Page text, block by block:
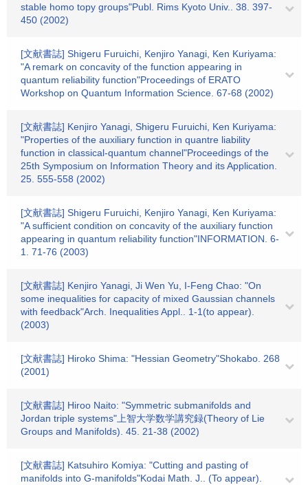
stable homo topy groups"Publ. Rims Kyoto Univ.. 38. 397-
450 (2002)
[文献書誌] Shigeru Furuichi, Kenjiro Yanagi, Ken Kuriyama:
"A remark on concavity of the function appearing in
quantum reliability function"Proceedings of ERATO
Workshop on Quantum Information Science. 67-68 (2002)
[文献書誌] Kenjiro Yanagi, Shigeru Furuichi, Ken Kuriyama:
"Properties of the auxiliary function in quantre liability
function in classical-quantum channel"Proceedings of the
25th Symposium on Information Theory and its Application.
25. 555-558 (2002)
[文献書誌] Shigeru Furuichi, Kenjiro Yanagi, Ken Kuriyama:
"A sufficient condition on concavity of the auxiliary function
appearing in quantum reliability function"INFORMATION. 6-
1. 71-76 (2003)
[文献書誌] Kenjiro Yanagi, Ji Wen Yu, I-Feng Chao: "On
some inequalities for capacity of mixed Gaussian channels
with feedback"Arch. Inequalities Appl.. 1-1(to appear).
(2003)
[文献書誌] Hiroko Shima: "Hessian Geometry"Shokabo. 268
(2001)
[文献書誌] Hiroo Naito: "Symmetric submanifolds and
Jordan triple systems"上智大学数学講究録(Theory of Lie
Groups and Manifolds). 45. 21-38 (2002)
[文献書誌] Katsuhiro Komiya: "Cutting and pasting of
manifolds into G-manifolds"Kodai Math. J.. (To appear).